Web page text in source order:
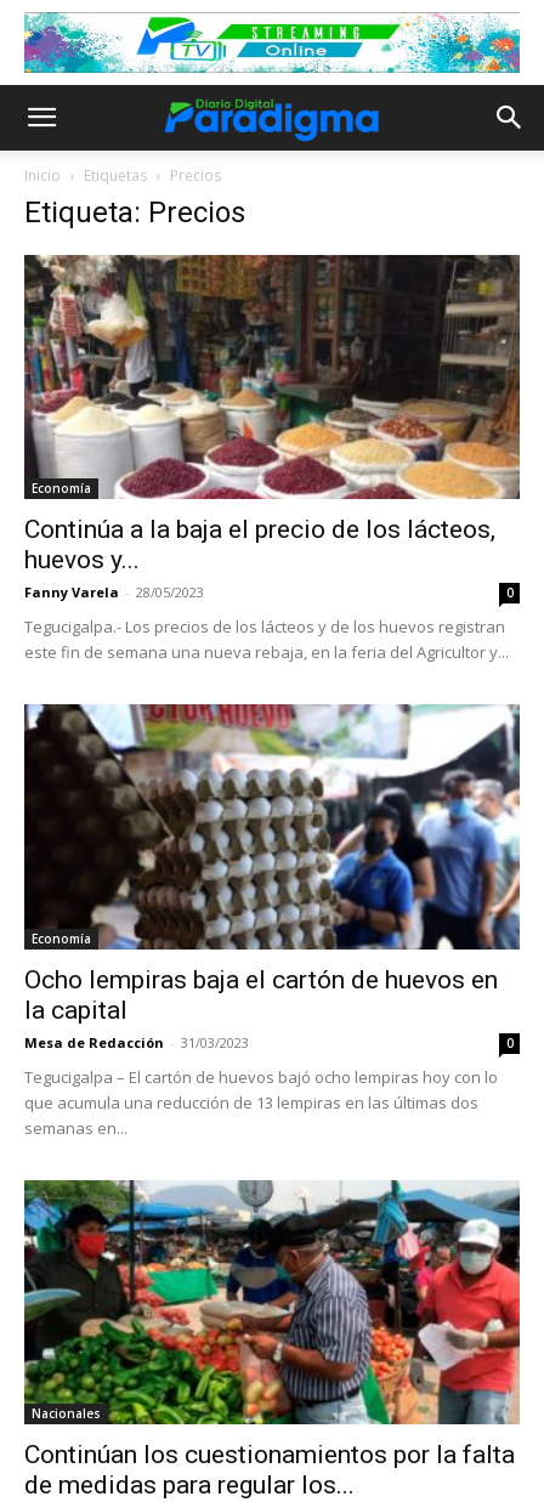
Inicio Etiquetas Precios
Etiqueta: Precios
Economía
Continúa a la baja el precio de los lácteos,
huevos y...
Fanny Varela - 28/05/2023 0
Tegucigalpa.- Los precios de los lácteos y de los huevos registran
este fin de semana una nueva rebaja, en la feria del Agricultor y...
Economía
Ocho lempiras baja el cartón de huevos en
la capital
Mesa de Redacción - 31/03/2023 0
Tegucigalpa – El cartón de huevos bajó ocho lempiras hoy con lo
que acumula una reducción de 13 lempiras en las últimas dos
semanas en...
Nacionales
Continúan los cuestionamientos por la falta
de medidas para regular los...